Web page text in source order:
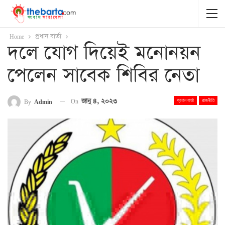
Home প্রধান বার্তা
দলে যোগ দিয়েই মনোনয়ন
পেলেন সাবেক শিবির নেতা
প্রধান বার্তা রাজনীতি
By Admin On জানু ৪, ২০২৩